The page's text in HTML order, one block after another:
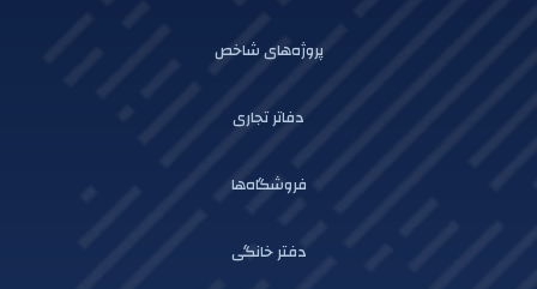
پروژه‌های شاخص
دفاتر تجاری
فروشگاه‌ها
دفتر خانگی